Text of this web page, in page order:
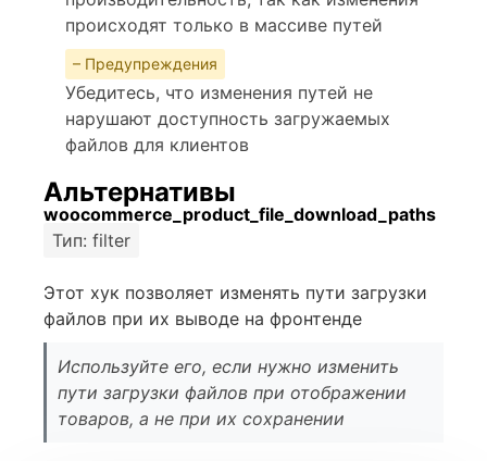
происходят только в массиве путей
– Предупреждения
Убедитесь, что изменения путей не
нарушают доступность загружаемых
файлов для клиентов
Альтернативы
woocommerce_product_file_download_paths
Тип: filter
Этот хук позволяет изменять пути загрузки
файлов при их выводе на фронтенде
Используйте его, если нужно изменить
пути загрузки файлов при отображении
товаров, а не при их сохранении